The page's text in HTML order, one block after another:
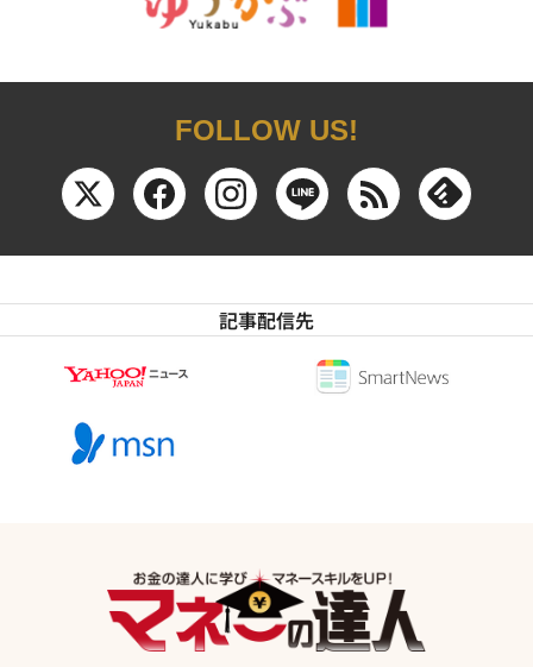
FOLLOW US!
記事配信先